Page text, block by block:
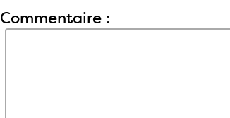
Commentaire :